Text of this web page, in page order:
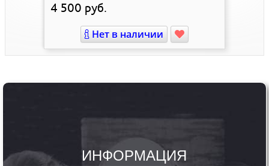
4 500 руб.
Нет в наличии
ИНФОРМАЦИЯ